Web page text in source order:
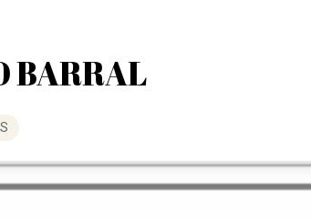
BARRAL